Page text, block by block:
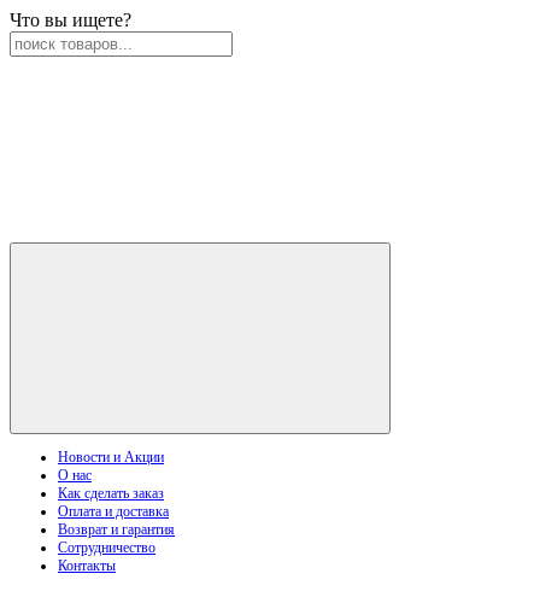
Что вы ищете?
Новости и Акции
О нас
Как сделать заказ
Оплата и доставка
Возврат и гарантия
Сотрудничество
Контакты